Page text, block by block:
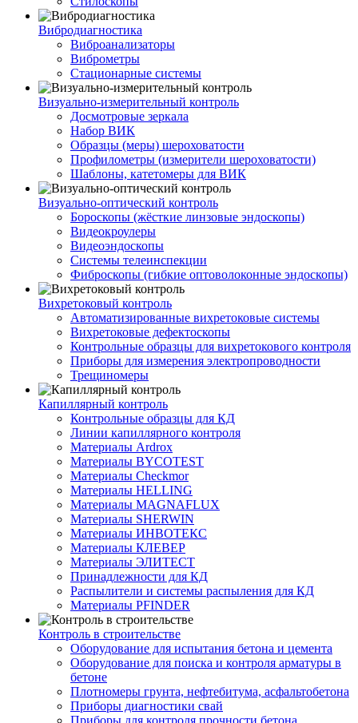
Вибродиагностика
Виброанализаторы
Виброметры
Стационарные системы
Визуально-измерительный контроль
Досмотровые зеркала
Набор ВИК
Образцы (меры) шероховатости
Профилометры (измерители шероховатости)
Шаблоны, катетомеры для ВИК
Визуально-оптический контроль
Бороскопы (жёсткие линзовые эндоскопы)
Видеокроулеры
Видеоэндоскопы
Системы телеинспекции
Фиброскопы (гибкие оптоволоконные эндоскопы)
Вихретоковый контроль
Автоматизированные вихретоковые системы
Вихретоковые дефектоскопы
Контрольные образцы для вихретокового контроля
Приборы для измерения электропроводности
Трещиномеры
Капиллярный контроль
Контрольные образцы для КД
Линии капиллярного контроля
Материалы Ardrox
Материалы BYCOTEST
Материалы Checkmor
Материалы HELLING
Материалы MAGNAFLUX
Материалы SHERWIN
Материалы ИНВОТЕКС
Материалы КЛЕВЕР
Материалы ЭЛИТЕСТ
Принадлежности для КД
Распылители и системы распыления для КД
Материалы PFINDER
Контроль в строительстве
Оборудование для испытания бетона и цемента
Оборудование для поиска и контроля арматуры в
бетоне
Плотномеры грунта, нефтебитума, асфальтобетона
Приборы диагностики свай
Приборы для контроля прочности бетона